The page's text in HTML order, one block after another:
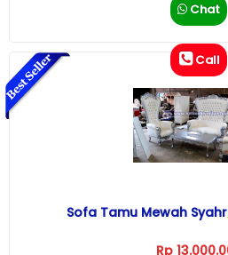
Chat
Call
Sofa Tamu Mewah
Rp